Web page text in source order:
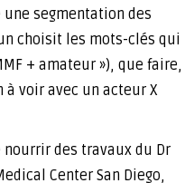
segmentation des
choisit les mots-clés qui
+ amateur »), que faire,
voir avec un acteur X
des travaux du Dr
Center San Diego,